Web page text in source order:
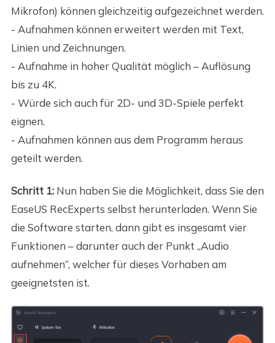
Mikrofon) können gleichzeitig aufgezeichnet werden.
- Aufnahmen können erweitert werden mit Text,
Linien und Zeichnungen.
- Aufnahme in hoher Qualität möglich – Auflösung
bis zu 4K.
- Würde sich auch für 2D- und 3D-Spiele perfekt
eignen.
- Aufnahmen können aus dem Programm heraus
geteilt werden.
Schritt 1:Nun haben Sie die Möglichkeit, dass Sie den
EaseUS RecExperts selbst herunterladen. Wenn Sie
die Software starten, dann gibt es insgesamt vier
Funktionen – darunter auch der Punkt „Audio
aufnehmen“, welcher für dieses Vorhaben am
geeignetsten ist.